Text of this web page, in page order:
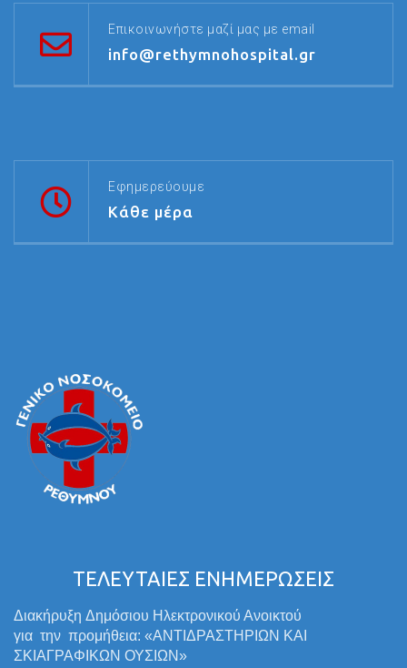
Επικοινωνήστε μαζί μας με email
info@rethymnohospital.gr
Εφημερεύουμε
Κάθε μέρα
ΤΕΛΕΥΤΑΙΕΣ ΕΝΗΜΕΡΩΣΕΙΣ
Διακήρυξη Δημόσιου Ηλεκτρονικού Ανοικτού
για την προμήθεια: «ΑΝΤΙΔΡΑΣΤΗΡΙΩΝ ΚΑΙ
ΣΚΙΑΓΡΑΦΙΚΩΝ ΟΥΣΙΩΝ»